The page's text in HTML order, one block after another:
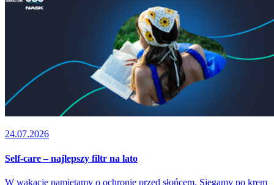
24.07.2026
Self-care – najlepszy filtr na lato
W wakacje pamiętamy o ochronie przed słońcem. Sięgamy po krem